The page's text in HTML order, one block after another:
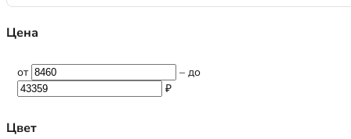
Цена
от – до
₽
Цвет